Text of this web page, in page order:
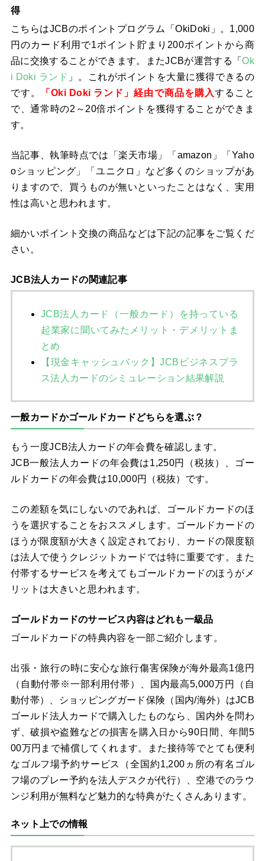
得
こちらはJCBのポイントプログラム「OkiDoki」。1,000
円のカード利用で1ポイント貯まり200ポイントから商
品に交換することができます。またJCBが運営する「Ok
i Doki ランド 」。これがポイントを大量に獲得できるの
です。
「Oki Doki ランド」経由で商品を購入すること
で、通常時の2～20倍ポイントを獲得することができま
す。
当記事、執筆時点では「楽天市場」「amazon」「Yaho
oショッピング」「ユニクロ」など多くのショップがあ
りますので、買うものが無いといったことはなく、実用
性は高いと思われます。
細かいポイント交換の商品などは下記の記事をご覧くだ
さい。
JCB法人カードの関連記事
JCB法人カード（一般カード）を持っている
起業家に聞いてみたメリット・デメリットま
とめ
【現金キャッシュバック】JCBビジネスプラ
ス法人カードのシミュレーション結果解説
一般カードかゴールドカードどちらを選ぶ？
もう一度JCB法人カードの年会費を確認します。
JCB一般法人カードの年会費は1,250円（税抜）、ゴー
ルドカードの年会費は10,000円（税抜）です。
この差額を気にしないのであれば、ゴールドカードのほ
うを選択することをおススメします。ゴールドカードの
ほうが限度額が大きく設定されており、カードの限度額
は法人で使うクレジットカードでは特に重要です。また
付帯するサービスを考えてもゴールドカードのほうがメ
リットは大きいと思われます。
ゴールドカードのサービス内容はどれも一級品
ゴールドカードの特典内容を一部ご紹介します。
出張・旅行の時に安心な旅行傷害保険が海外最高1億円
（自動付帯※一部利用付帯）、国内最高5,000万円（自
動付帯）、ショッピングガード保険（国内/海外）はJCB
ゴールド法人カードで購入したものなら、国内外を問わ
ず、破損や盗難などの損害を購入日から90日間、年間5
00万円まで補償してくれます。また接待等でとても便利
なゴルフ場予約サービス（全国約1,200ヵ所の有名ゴル
フ場のプレー予約を法人デスクが代行）、空港でのラウ
ンジ利用が無料など魅力的な特典がたくさんあります。
ネット上での情報